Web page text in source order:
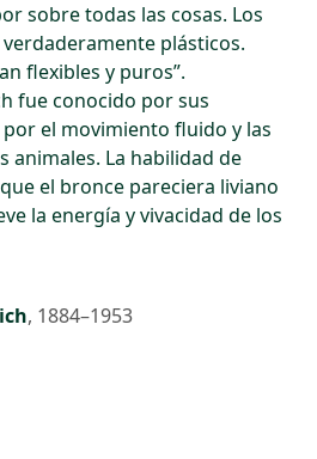
sobre todas las cosas. Los
plásticos.
flexibles y puros”.
fue conocido por sus
el movimiento fluido y las
animales. La habilidad de
el bronce pareciera liviano
la energía y vivacidad de los
, 1884–1953